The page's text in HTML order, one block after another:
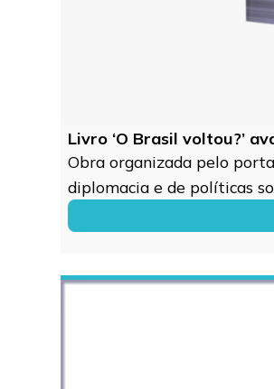
Livro ‘O Brasil voltou?’
Obra organizada pelo
diplomacia e de políticas